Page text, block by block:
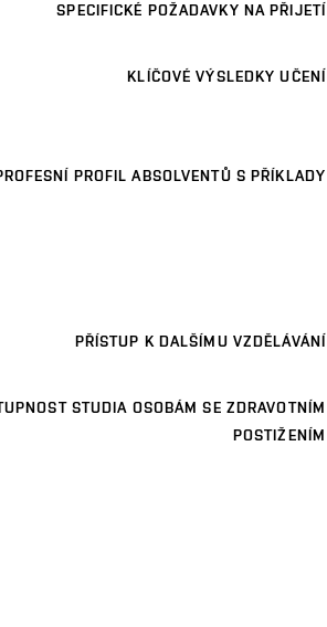
SPECIFICKÉ POŽADAVKY NA PŘIJETÍ
KLÍČOVÉ VÝSLEDKY UČENÍ
PROFIL ABSOLVENTŮ S PŘÍKLADY
PŘÍSTUP K DALŠÍMU VZDĚLÁVÁNÍ
STUDIA OSOBÁM SE ZDRAVOTNÍM
POSTIŽENÍM